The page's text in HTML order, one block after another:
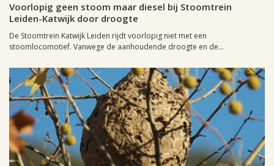
Voorlopig geen stoom maar diesel bij Stoomtrein
Leiden-Katwijk door droogte
De Stoomtrein Katwijk Leiden rijdt voorlopig niet met een
stoomlocomotief. Vanwege de aanhoudende droogte en de...